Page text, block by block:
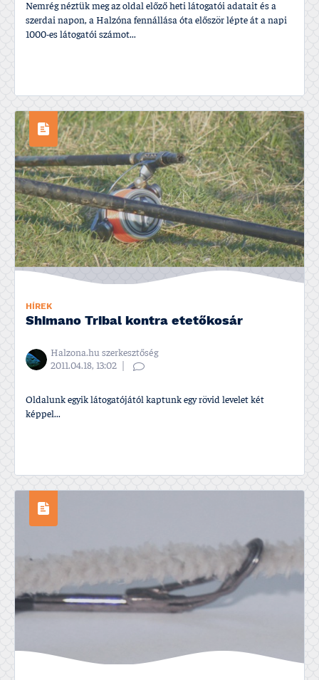
Nemrég néztük meg az oldal előző heti látogatói adatait és a
szerdai napon, a Halzóna fennállása óta először lépte át a napi
1000-es látogatói számot...
HÍREK
Shimano Tribal kontra etetőkosár
Halzona.hu szerkesztőség
2011.04.18, 13:02
Oldalunk egyik látogatójától kaptunk egy rövid levelet két
képpel...